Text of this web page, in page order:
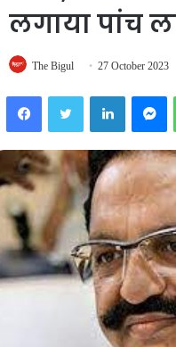
लगाया पांच
The Bigul 27 October 2023
FacebookTwitter LinkedIn